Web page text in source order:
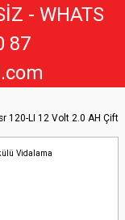
120-LI 12 Volt 2.0 AH Çift
- WHATS
87